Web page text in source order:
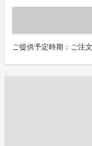
ご提供予定時期：ご注